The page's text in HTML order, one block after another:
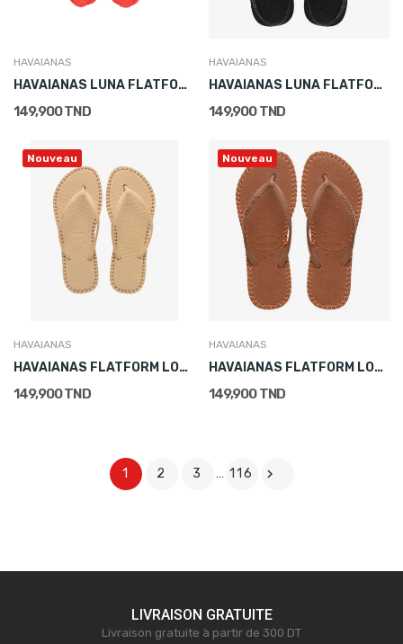
HAVAIANAS
HAVAIANAS LUNA FLATFORM
149,900 TND
HAVAIANAS
HAVAIANAS LUNA FLATFORM
149,900 TND
Nouveau
HAVAIANAS
HAVAIANAS FLATFORM LOOP SLIM
149,900 TND
Nouveau
HAVAIANAS
HAVAIANAS FLATFORM LOOP SLIM
149,900 TND
1 2 3 … 116 
LIVRAISON GRATUITE
Livraison gratuite à partir de 300 DT